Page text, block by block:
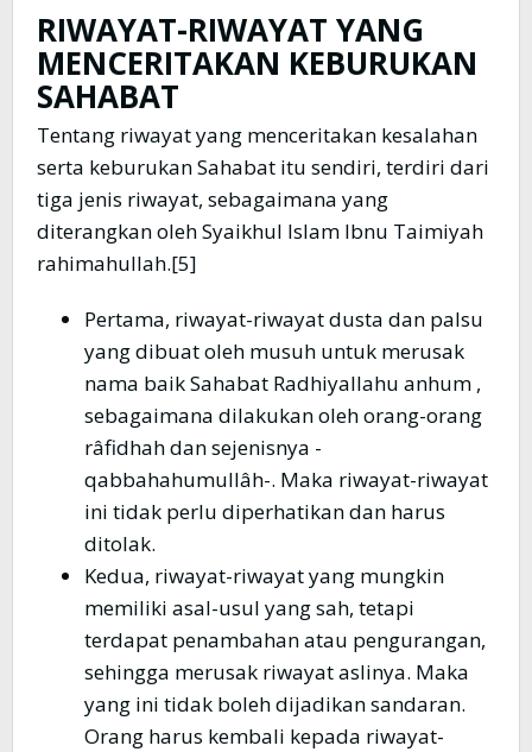
RIWAYAT-RIWAYAT YANG
MENCERITAKAN KEBURUKAN
SAHABAT
Tentang riwayat yang menceritakan kesalahan
serta keburukan Sahabat itu sendiri, terdiri dari
tiga jenis riwayat, sebagaimana yang
diterangkan oleh Syaikhul Islam Ibnu Taimiyah
rahimahullah.[5]
Pertama, riwayat-riwayat dusta dan palsu
yang dibuat oleh musuh untuk merusak
nama baik Sahabat Radhiyallahu anhum ,
sebagaimana dilakukan oleh orang-orang
râfidhah dan sejenisnya -
qabbahahumullâh-. Maka riwayat-riwayat
ini tidak perlu diperhatikan dan harus
ditolak.
Kedua, riwayat-riwayat yang mungkin
memiliki asal-usul yang sah, tetapi
terdapat penambahan atau pengurangan,
sehingga merusak riwayat aslinya. Maka
yang ini tidak boleh dijadikan sandaran.
Orang harus kembali kepada riwayat-